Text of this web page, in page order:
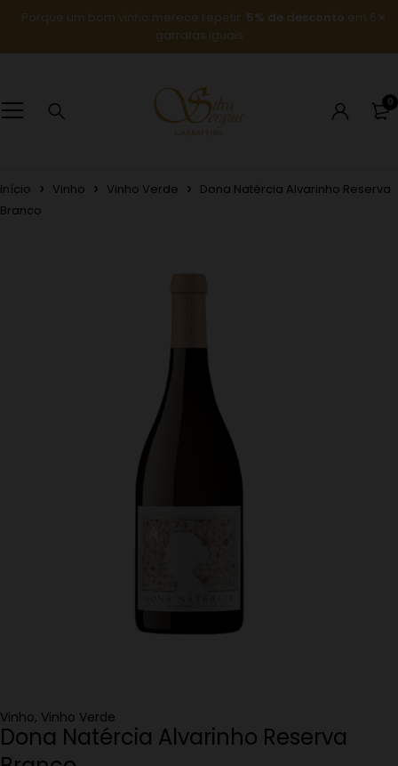
Porque um bom vinho merece repetir: 5% de desconto em 6
garrafas iguais
0
Início Vinho Vinho Verde
Dona Natércia Alvarinho Reserva
Branco
Vinho, Vinho Verde
Dona Natércia Alvarinho Reserva